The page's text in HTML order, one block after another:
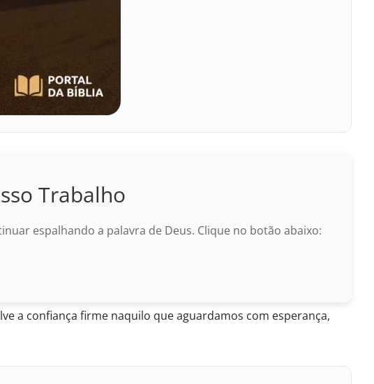
Trabalho
espalhando a palavra de Deus. Clique no botão abaixo:
a confiança firme naquilo que aguardamos com esperança,